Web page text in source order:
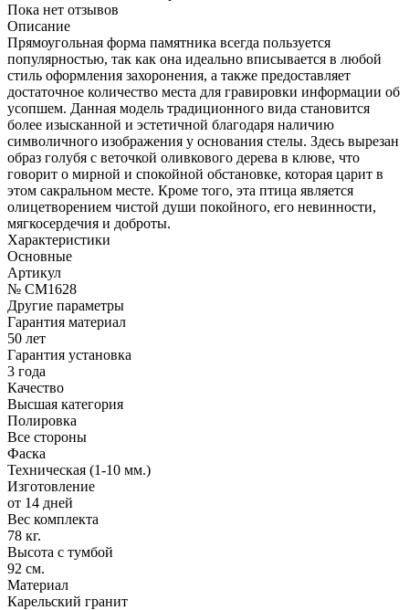
Пока нет отзывов
Описание
Прямоугольная форма памятника всегда пользуется
популярностью, так как она идеально вписывается в любой
стиль оформления захоронения, а также предоставляет
достаточное количество места для гравировки информации об
усопшем. Данная модель традиционного вида становится
более изысканной и эстетичной благодаря наличию
символичного изображения у основания стелы. Здесь вырезан
образ голубя с веточкой оливкового дерева в клюве, что
говорит о мирной и спокойной обстановке, которая царит в
этом сакральном месте. Кроме того, эта птица является
олицетворением чистой души покойного, его невинности,
мягкосердечия и доброты.
Характеристики
Основные
Артикул
№ CM1628
Другие параметры
Гарантия материал
50 лет
Гарантия установка
3 года
Качество
Высшая категория
Полировка
Все стороны
Фаска
Техническая (1-10 мм.)
Изготовление
от 14 дней
Вес комплекта
78 кг.
Высота с тумбой
92 см.
Материал
Карельский гранит